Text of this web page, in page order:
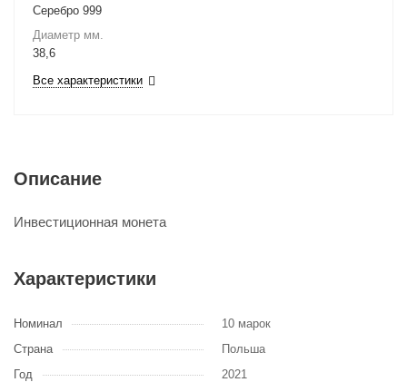
Серебро 999
Диаметр мм.
38,6
Все характеристики
Описание
Инвестиционная монета
Характеристики
Номинал
10 марок
Страна
Польша
Год
2021